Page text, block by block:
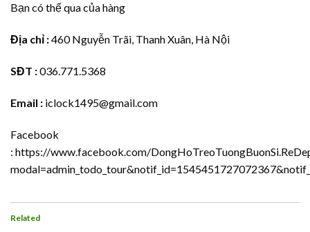
Bạn có thể qua của hàng
Địa chỉ :460 Nguyễn Trãi, Thanh Xuân, Hà Nội
SĐT :036.771.5368
Email : iclock1495@gmail.com
Facebook
: https://www.facebook.com/
Related